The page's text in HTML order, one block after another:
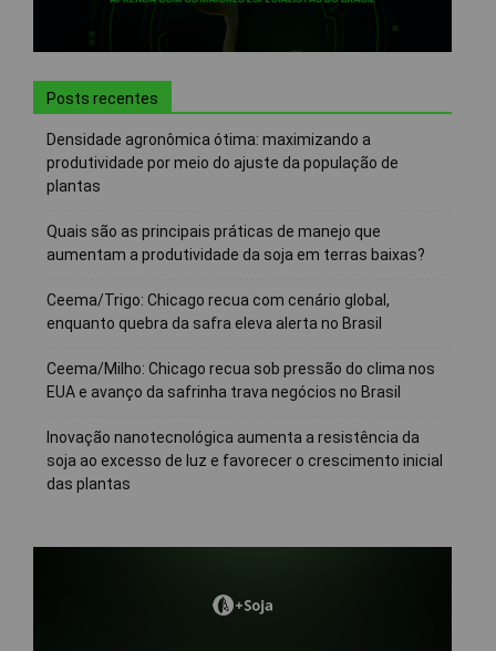
Posts recentes
Densidade agronômica ótima: maximizando a
produtividade por meio do ajuste da população de
plantas
Quais são as principais práticas de manejo que
aumentam a produtividade da soja em terras baixas?
Ceema/Trigo: Chicago recua com cenário global,
enquanto quebra da safra eleva alerta no Brasil
Ceema/Milho: Chicago recua sob pressão do clima nos
EUA e avanço da safrinha trava negócios no Brasil
Inovação nanotecnológica aumenta a resistência da
soja ao excesso de luz e favorecer o crescimento inicial
das plantas